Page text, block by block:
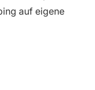
auf eigene